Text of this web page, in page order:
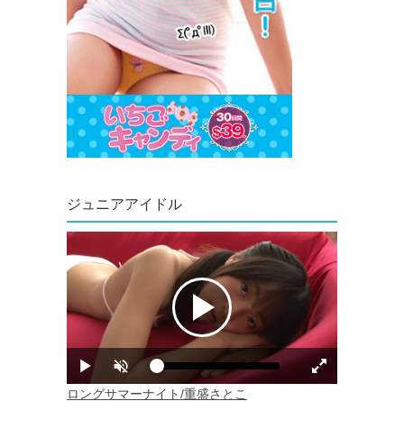
ジュニアアイドル